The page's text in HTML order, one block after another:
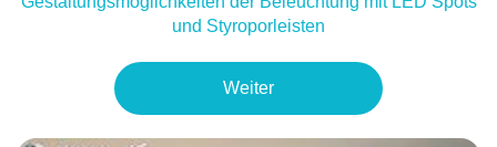
und Styroporleisten
Weiter